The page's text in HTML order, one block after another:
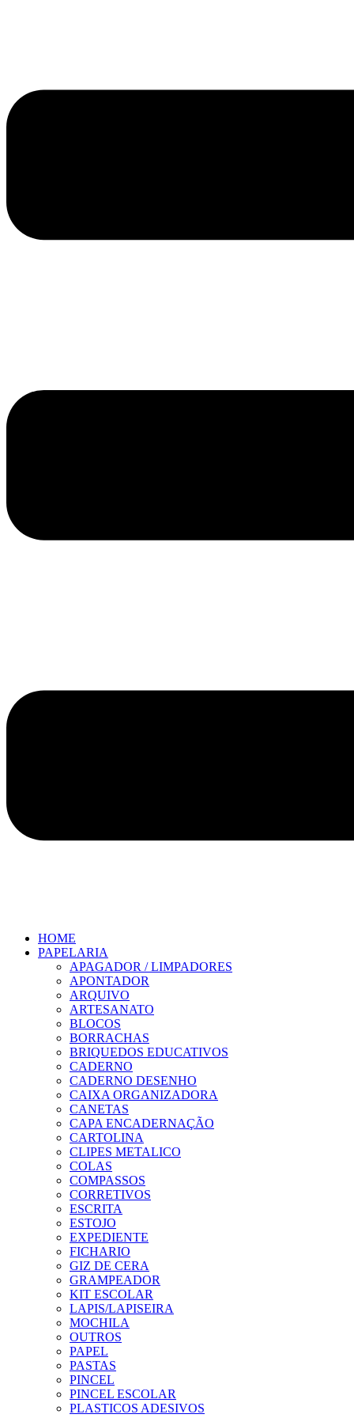
HOME
PAPELARIA
APAGADOR / LIMPADORES
APONTADOR
ARQUIVO
ARTESANATO
BLOCOS
BORRACHAS
BRIQUEDOS EDUCATIVOS
CADERNO
CADERNO DESENHO
CAIXA ORGANIZADORA
CANETAS
CAPA ENCADERNAÇÃO
CARTOLINA
CLIPES METALICO
COLAS
COMPASSOS
CORRETIVOS
ESCRITA
ESTOJO
EXPEDIENTE
FICHARIO
GIZ DE CERA
GRAMPEADOR
KIT ESCOLAR
LAPIS/LAPISEIRA
MOCHILA
OUTROS
PAPEL
PASTAS
PINCEL
PINCEL ESCOLAR
PLASTICOS ADESIVOS